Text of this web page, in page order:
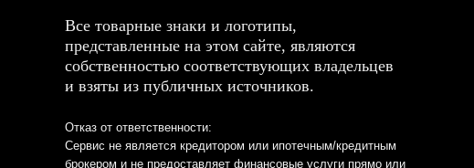
Все товарные знаки и логотипы,
представленные на этом сайте, являются
собственностью соответствующих владельцев
и взяты из публичных источников.
Отказ от ответственности:
Сервис не является кредитором или ипотечным/кредитным
брокером и не предоставляет финансовые услуги прямо или